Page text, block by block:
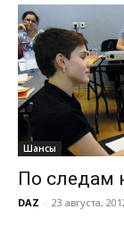
Шансы
По следам
DAZ - 23 августа,